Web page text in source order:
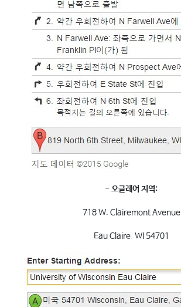
- 오클레어 지역:
718 W. Clairemont Avenue
Eau Claire. WI 54701